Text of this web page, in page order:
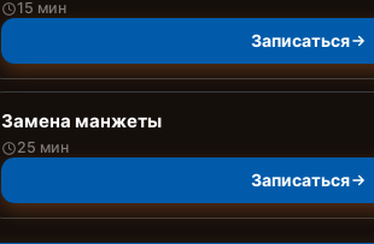
15 мин
Записаться
Замена манжеты
25 мин
Записаться